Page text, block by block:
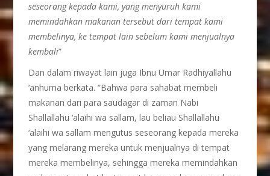
seseorang kepada kami, yang menyuruh kami
memindahkan makanan tersebut dari tempat kami
membelinya, ke tempat lain sebelum kami menjualnya
kembali”
Dan dalam riwayat lain juga Ibnu Umar Radhiyallahu
‘anhuma berkata. “Bahwa para sahabat membeli
makanan dari para saudagar di zaman Nabi
Shallallahu ‘alaihi wa sallam, lau beliau Shallallahu
‘alaihi wa sallam mengutus seseorang kepada mereka
yang melarang mereka untuk menjualnya di tempat
mereka membelinya, sehingga mereka memindahkan